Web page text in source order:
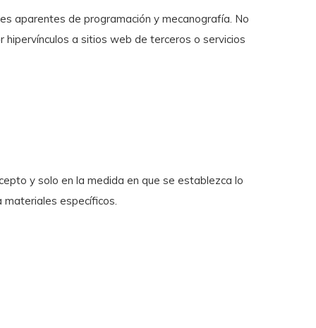
aparentes de programación y mecanografía. No
a sitios web de terceros o servicios
y solo en la medida en que se establezca lo
materiales específicos.